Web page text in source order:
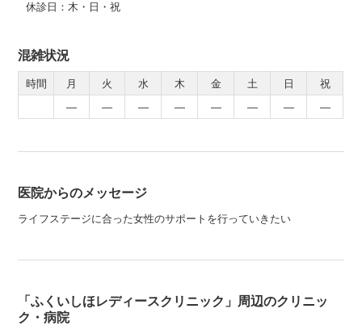
休診日：木・日・祝
混雑状況
時間 月 火 水 木 金 土 日
祝
―
― ― ― ― ― ― ―
医院からのメッセージ
ライフステージに合った女性のサポートを行っていきたい
「ふくいしほレディースクリニック」周辺のクリニッ
ク・病院